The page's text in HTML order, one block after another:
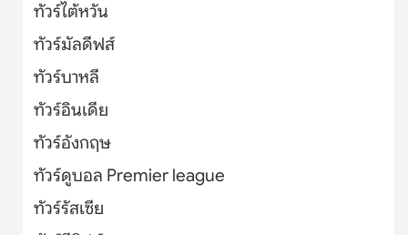
ทัวร์ไต้หวัน
ทัวร์มัลดีฟส์
ทัวร์บาหลี
ทัวร์อินเดีย
ทัวร์อังกฤษ
ทัวร์ดูบอล Premier league
ทัวร์รัสเซีย